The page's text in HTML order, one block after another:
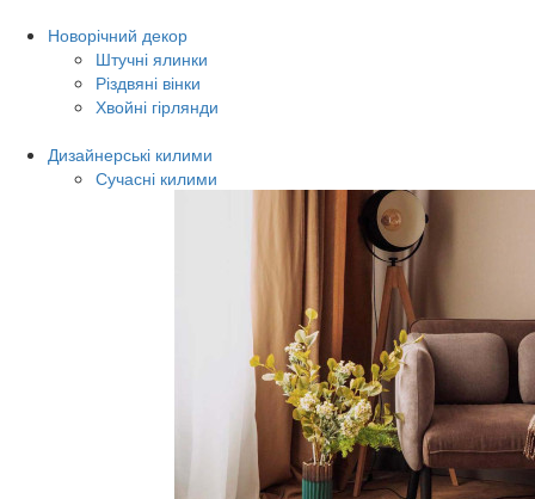
Новорічний декор
Штучні ялинки
Різдвяні вінки
Хвойні гірлянди
Дизайнерські килими
Сучасні килими